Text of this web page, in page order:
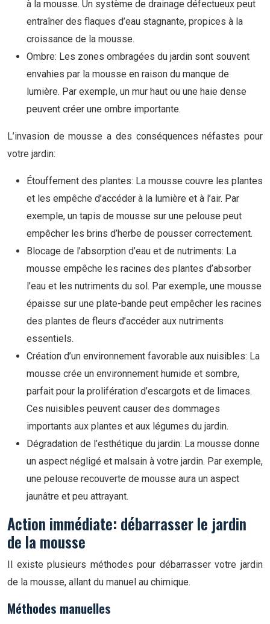
à la mousse. Un système de drainage défectueux peut
entraîner des flaques d’eau stagnante, propices à la
croissance de la mousse.
Ombre: Les zones ombragées du jardin sont souvent
envahies par la mousse en raison du manque de
lumière. Par exemple, un mur haut ou une haie dense
peuvent créer une ombre importante.
L’invasion de mousse a des conséquences néfastes pour
votre jardin:
Étouffement des plantes: La mousse couvre les plantes
et les empêche d’accéder à la lumière et à l’air. Par
exemple, un tapis de mousse sur une pelouse peut
empêcher les brins d’herbe de pousser correctement.
Blocage de l’absorption d’eau et de nutriments: La
mousse empêche les racines des plantes d’absorber
l’eau et les nutriments du sol. Par exemple, une mousse
épaisse sur une plate-bande peut empêcher les racines
des plantes de fleurs d’accéder aux nutriments
essentiels.
Création d’un environnement favorable aux nuisibles: La
mousse crée un environnement humide et sombre,
parfait pour la prolifération d’escargots et de limaces.
Ces nuisibles peuvent causer des dommages
importants aux plantes et aux légumes du jardin.
Dégradation de l’esthétique du jardin: La mousse donne
un aspect négligé et malsain à votre jardin. Par exemple,
une pelouse recouverte de mousse aura un aspect
jaunâtre et peu attrayant.
Action immédiate: débarrasser le jardin
de la mousse
Il existe plusieurs méthodes pour débarrasser votre jardin
de la mousse, allant du manuel au chimique.
Méthodes manuelles